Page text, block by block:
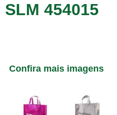
SLM 454015
Confira mais imagens